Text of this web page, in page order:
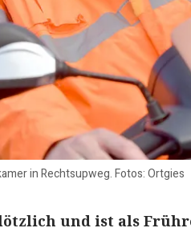
in Rechtsupweg. Fotos: Ortgies
und ist als